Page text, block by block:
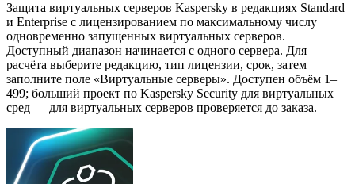
Защита виртуальных серверов Kaspersky в редакциях Standard
и Enterprise с лицензированием по максимальному числу
одновременно запущенных виртуальных серверов.
Доступный диапазон начинается с одного сервера. Для
расчёта выберите редакцию, тип лицензии, срок, затем
заполните поле «Виртуальные серверы». Доступен объём 1–
499; больший проект по Kaspersky Security для виртуальных
сред — для виртуальных серверов проверяется до заказа.